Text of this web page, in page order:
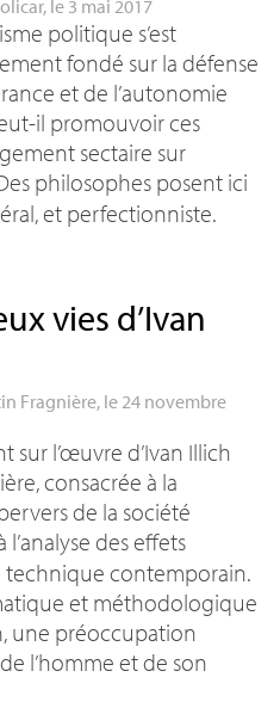
, le 3 mai 2017
politique s’est
fondé sur la défense
et de l’autonomie
il promouvoir ces
sectaire sur
philosophes posent ici
et perfectionniste.
vies d’Ivan
Fragnière, le 24 novembre
sur l’œuvre d’Ivan Illich
consacrée à la
de la société
l’analyse des effets
technique contemporain.
et méthodologique
une préoccupation
l’homme et de son